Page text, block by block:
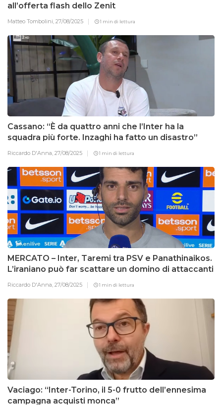
all’offerta flash dello Zenit
Matteo Tombolini, 27/08/2025 1 min di lettura
Cassano: “È da quattro anni che l’Inter ha la
squadra più forte. Inzaghi ha fatto un disastro”
Riccardo D'Anna, 27/08/2025 1 min di lettura
MERCATO – Inter, Taremi tra PSV e Panathinaikos.
L’iraniano può far scattare un domino di attaccanti
Riccardo D'Anna, 27/08/2025 1 min di lettura
Vaciago: “Inter-Torino, il 5-0 frutto dell’ennesima
campagna acquisti monca”